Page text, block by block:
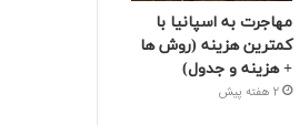
مهاجرت به اسپانیا با
کمترین هزینه (روش ها
+ هزینه و جدول)
2 هفته پیش